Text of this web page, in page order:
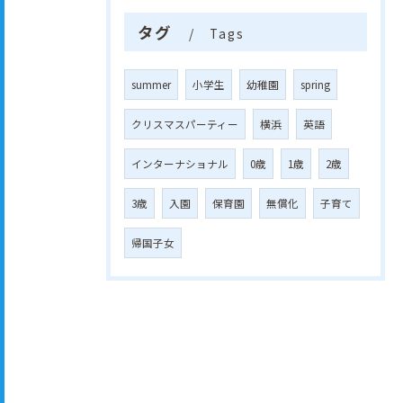
タグ Tags
summer 小学生 幼稚園 spring
クリスマスパーティー 横浜 英語
インターナショナル 0歳 1歳 2歳
3歳 入園 保育園 無償化 子育て
帰国子女